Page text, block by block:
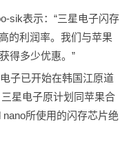
表示：“三星电子闪存
的利润率。我们与苹果
得多少优惠。”
子已开始在韩国江原道
星电子原计划同苹果合
所使用的闪存芯片绝